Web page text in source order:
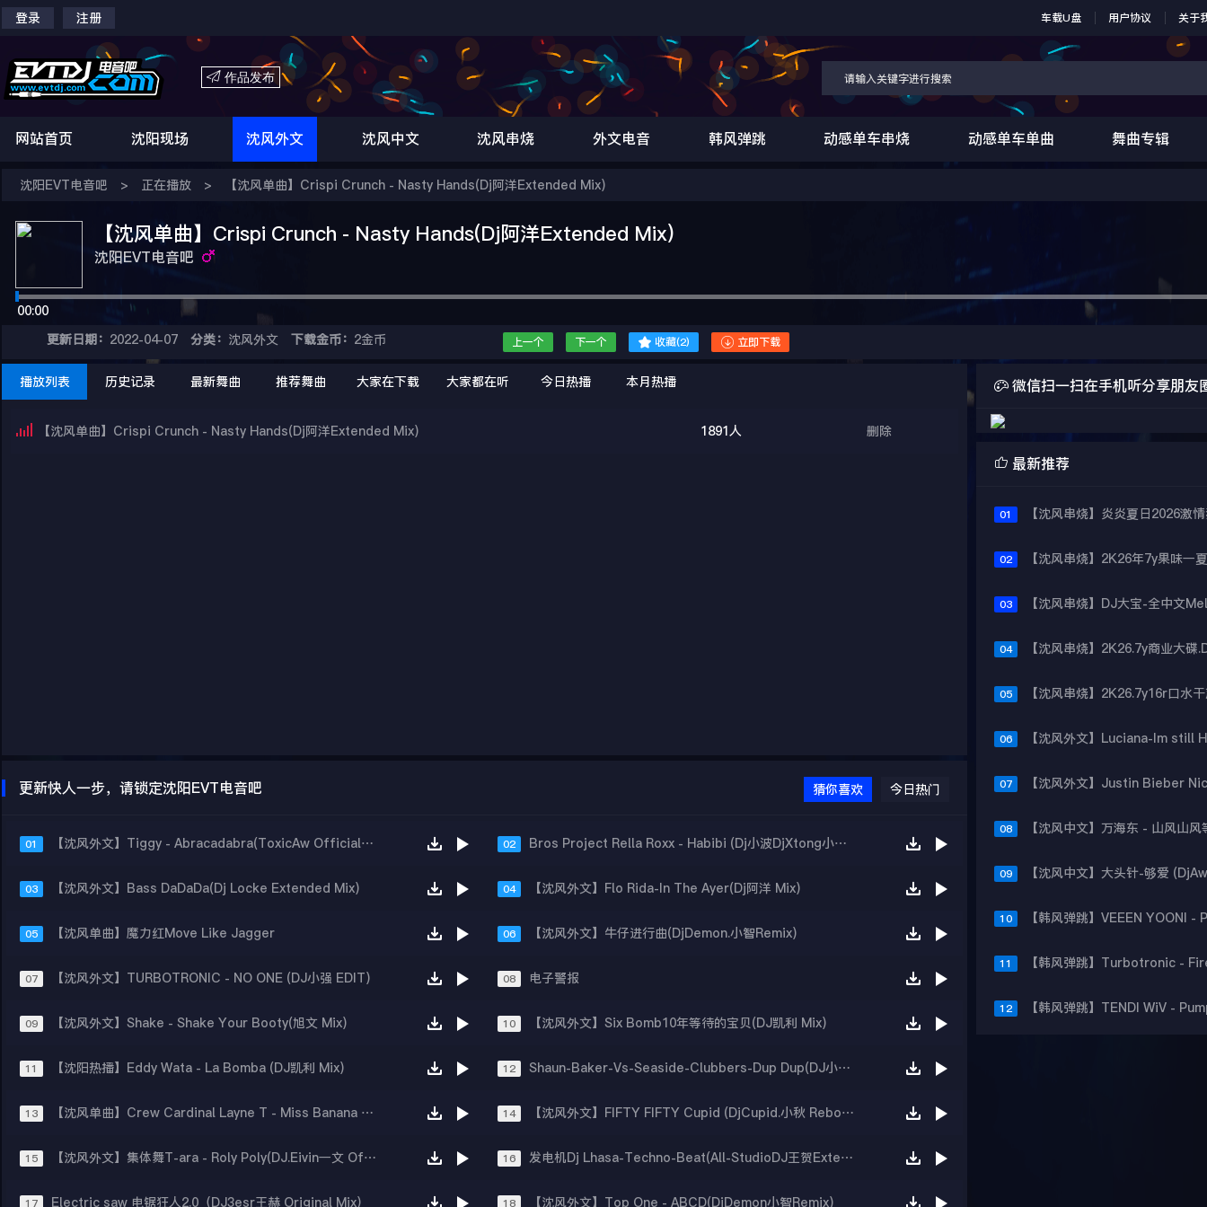
登录 注册 车载U盘 用户协议 关于
 作品发布
网站首页 沈阳现场 沈风外文 沈风中文 沈风串烧 外文电音 韩风弹跳 动感单车串烧 动感单车单曲 舞曲专辑
沈阳EVT电音吧 > 正在播放 > 【沈风单曲】Crispi Crunch - Nasty Hands(Dj阿洋Extended Mix)
【沈风单曲】Crispi Crunch - Nasty Hands(Dj阿洋Extended Mix)
沈阳EVT电音吧
00:00
更新日期： 2022-04-07 分类： 沈风外文 下载金币： 2金币 上一个 下一个  收藏(2)  立即下载
播放列表 历史记录 最新舞曲 推荐舞曲 大家在下载 大家都在听 今日热播 本月热播
【沈风单曲】Crispi Crunch - Nasty Hands(Dj阿洋Extended Mix) 1891人 删除
更新快人一步，请锁定沈阳EVT电音吧 猜你喜欢 今日热门
01 【沈风外文】Tiggy - Abracadabra(ToxicAw Official Mix) 02 Bros Project Rella Roxx - Habibi (Dj小波DjXtong小桐 Remix)
03 【沈风外文】Bass DaDaDa(Dj Locke Extended Mix) 04 【沈风外文】Flo Rida-In The Ayer(Dj阿洋 Mix)
05 【沈风单曲】魔力红Move Like Jagger 06 【沈风外文】牛仔进行曲(DjDemon.小智Remix)
07 【沈风外文】TURBOTRONIC - NO ONE (DJ小强 EDIT) 08 电子警报
09 【沈风外文】Shake - Shake Your Booty(旭文 Mix) 10 【沈风外文】Six Bomb10年等待的宝贝(DJ凯利 Mix)
11 【沈阳热播】Eddy Wata - La Bomba (DJ凯利 Mix) 12 Shaun-Baker-Vs-Seaside-Clubbers-Dup Dup(DJ小鱼儿Extended)
13 【沈风单曲】Crew Cardinal Layne T - Miss Banana (DJ塔塔 Mix) 14 【沈风外文】FIFTY FIFTY Cupid (DjCupid.小秋 Reboot)
15 【沈风外文】集体舞T-ara - Roly Poly(DJ.Eivin一文 Official Mix) 16 发电机Dj Lhasa-Techno-Beat(All-StudioDJ王贺Extended-Mix)
17 Electric saw 电锯狂人2.0（DJ3esr王赫 Original Mix） 18 【沈风外文】Top One - ABCD(DjDemon小智Remix)
微信扫一扫在手机听分享朋友
 最新推荐
01
02
03
04
05
06
07
08
09
10
11
12